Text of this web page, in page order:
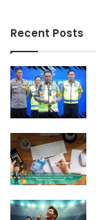
Recent Posts